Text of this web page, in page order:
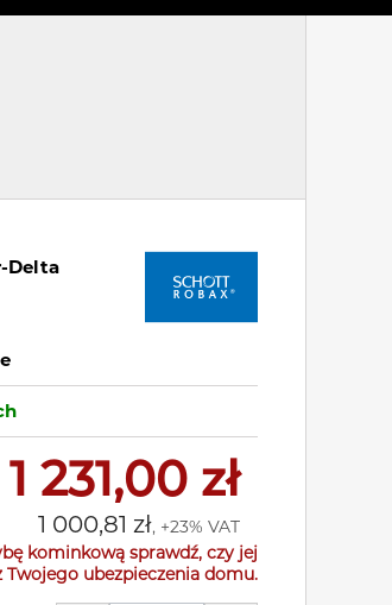
Delta
1 231,00 zł
1 000,81 zł, +23% VAT
kominkową sprawdź, czy jej
ubezpieczenia domu.